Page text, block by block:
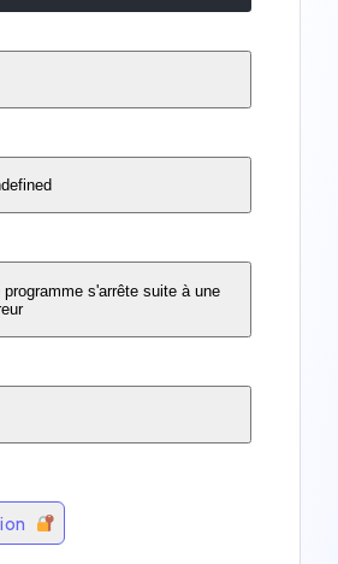
programme s'arrête suite à une